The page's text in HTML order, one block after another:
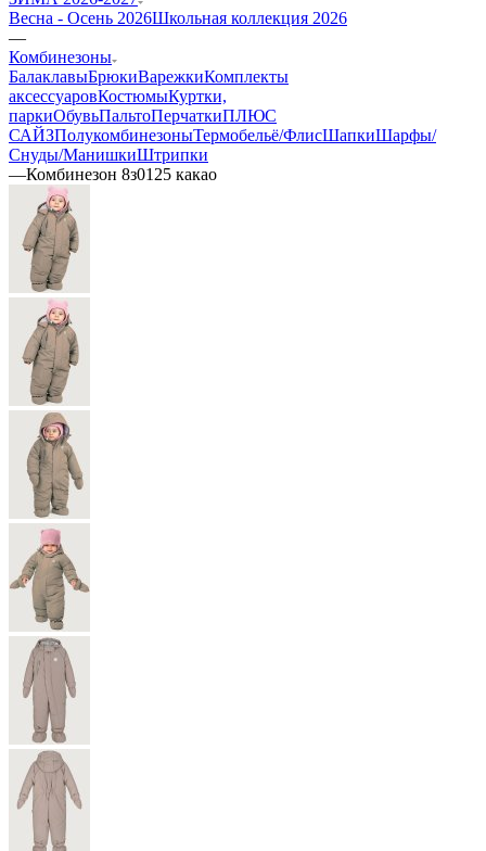
Весна - Осень 2026Школьная коллекция 2026
—
Комбинезоны
БалаклавыБрюкиВарежкиКомплекты
аксессуаровКостюмыКуртки,
паркиОбувьПальтоПерчаткиПЛЮС
САЙЗПолукомбинезоныТермобельё/ФлисШапкиШарфы/
Снуды/МанишкиШтрипки
—Комбинезон 8з0125 какао